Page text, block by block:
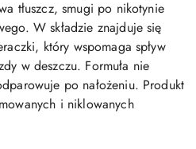
tłuszcz, smugi po nikotynie
W składzie znajduje się
który wspomaga spływ
w deszczu. Formuła nie
po nałożeniu. Produkt
i niklowanych